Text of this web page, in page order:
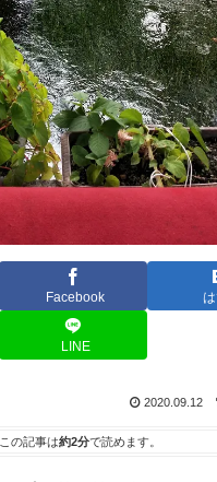
Facebook
LINE
2020.09.12
この記事は約2分で読めます。